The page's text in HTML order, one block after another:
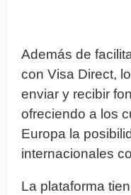
Además de
con Visa Direct,
enviar y recibir
ofreciendo a los
Europa la
internacionales
La plataforma